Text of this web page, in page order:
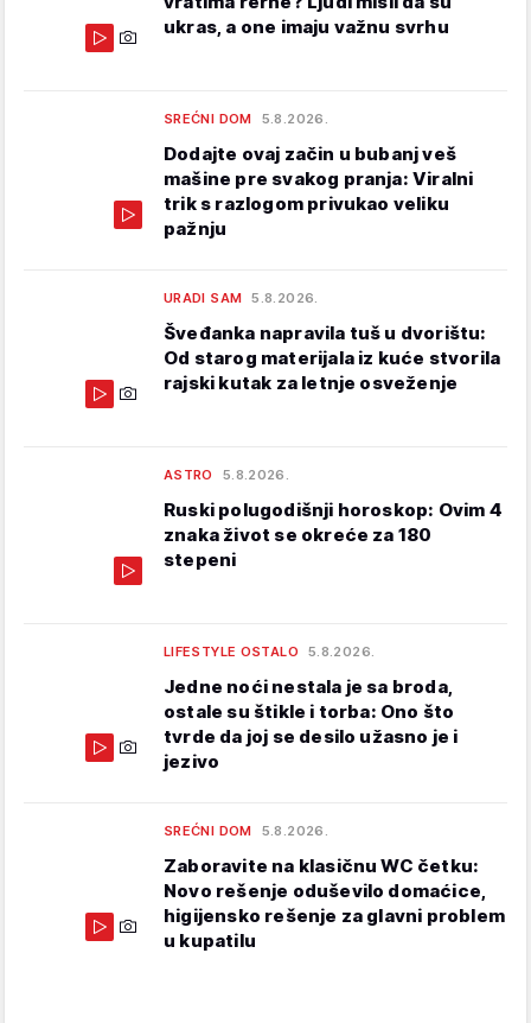
ukras, a one imaju važnu svrhu
SREĆNI DOM 5.8.2026.
Dodajte ovaj začin u bubanj veš
mašine pre svakog pranja: Viralni
trik s razlogom privukao veliku
pažnju
URADI SAM 5.8.2026.
Šveđanka napravila tuš u dvorištu:
Od starog materijala iz kuće stvorila
rajski kutak za letnje osveženje
ASTRO 5.8.2026.
Ruski polugodišnji horoskop: Ovim 4
znaka život se okreće za 180
stepeni
LIFESTYLE OSTALO 5.8.2026.
Jedne noći nestala je sa broda,
ostale su štikle i torba: Ono što
tvrde da joj se desilo užasno je i
jezivo
SREĆNI DOM 5.8.2026.
Zaboravite na klasičnu WC četku:
Novo rešenje oduševilo domaćice,
higijensko rešenje za glavni problem
u kupatilu